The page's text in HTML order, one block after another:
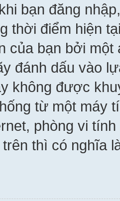
khi bạn đăng
thời điểm hiện
của bạn bởi
đánh dấu vào
không được
từ một máy
phòng vi
thì có nghĩa